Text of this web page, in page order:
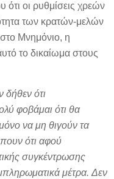
ότι οι ρυθμίσεις χρεών
των κρατών-μελών
Μνημόνιο, η
το δικαίωμα στους
δήθεν ότι
φοβάμαι ότι θα
να μη θιγούν τα
ότι αφού
συγκέντρωσης
μέτρα. Δεν